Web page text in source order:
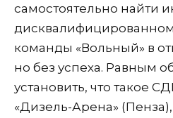
самостоятельно найти
команды «Вольный» в
но без успеха. Равным
установить, что такое
«Дизель-Арена»